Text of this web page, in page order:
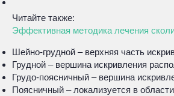
Читайте также:
Эффективная методика лечения
Шейно-грудной – верхняя часть
Грудной – вершина искривления
Грудо-поясничный – вершина
Поясничный – локализуется в